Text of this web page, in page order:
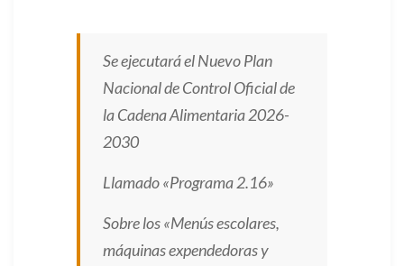
Se ejecutará el Nuevo Plan
Nacional de Control Oficial de
la Cadena Alimentaria 2026-
2030
Llamado «Programa 2.16»
Sobre los «Menús escolares,
máquinasexpendedoras y